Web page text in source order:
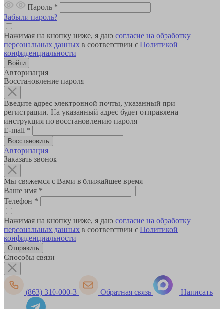
Пароль *
Забыли пароль?
Нажимая на кнопку ниже, я даю согласие на обработку
персональных данных в соответствии с Политикой
конфиденциальности
Авторизация
Восстановление пароля
Введите адрес электронной почты, указанный при
регистрации. На указанный адрес будет отправлена
инструкция по восстановлению пароля
E-mail *
Авторизация
Заказать звонок
Мы свяжемся с Вами в ближайшее время
Ваше имя *
Телефон *
Нажимая на кнопку ниже, я даю согласие на обработку
персональных данных в соответствии с Политикой
конфиденциальности
Способы связи
(863) 310-000-3 Обратная связь Написать